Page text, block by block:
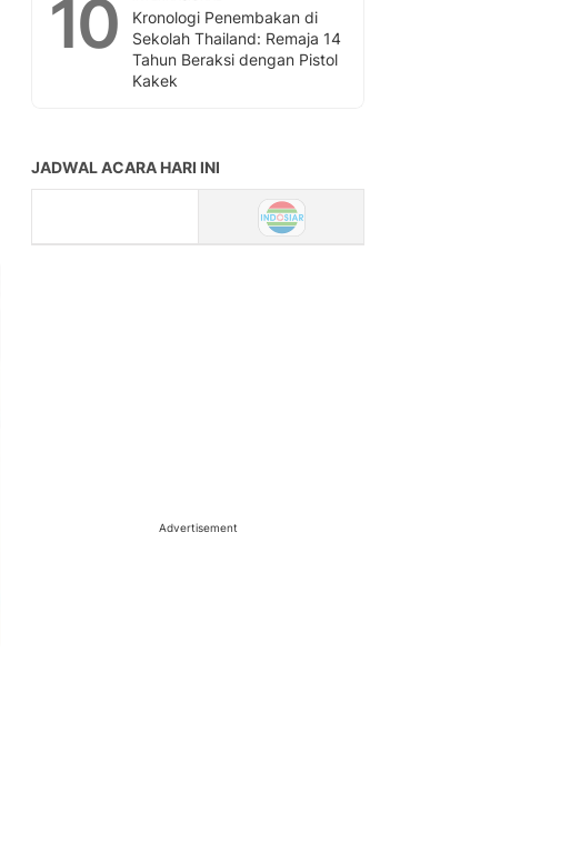
10
Kronologi Penembakan di
Sekolah Thailand: Remaja 14
Tahun Beraksi dengan Pistol
Kakek
Advertisement